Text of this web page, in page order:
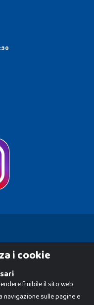
i cookie
fruibile il sito web
sulle pagine e